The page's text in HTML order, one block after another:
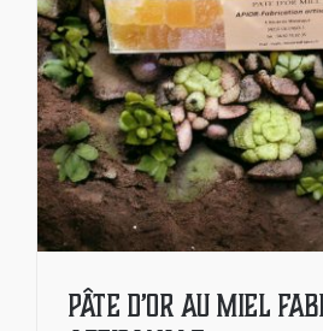
Pâte d’Or au Miel